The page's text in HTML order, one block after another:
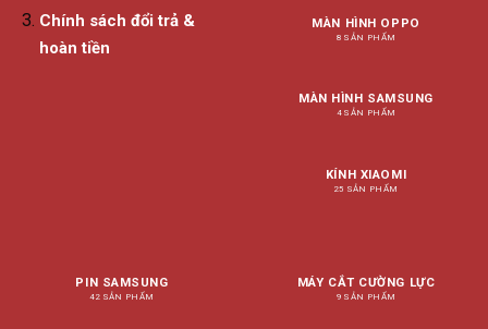
Chính sách đổi trả &
hoàn tiền
MÀN HÌNH OPPO
8 SẢN PHẨM
MÀN HÌNH SAMSUNG
4 SẢN PHẨM
KÍNH XIAOMI
25 SẢN PHẨM
PIN SAMSUNG
42 SẢN PHẨM
MÁY CẮT CƯỜNG LỰC
9 SẢN PHẨM